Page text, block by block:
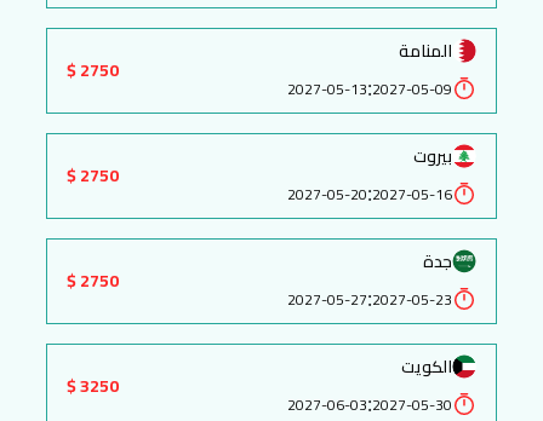
المنامة
2027-05-09
:
2027-05-13
2750 $
بيروت
2027-05-16
:
2027-05-20
2750 $
جدة
2027-05-23
:
2027-05-27
2750 $
الكويت
2027-05-30
:
2027-06-03
3250 $